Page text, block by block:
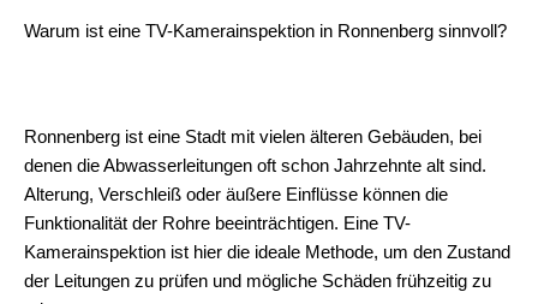
Warum ist eine TV-Kamerainspektion in Ronnenberg sinnvoll?
Ronnenberg ist eine Stadt mit vielen älteren Gebäuden, bei
denen die Abwasserleitungen oft schon Jahrzehnte alt sind.
Alterung, Verschleiß oder äußere Einflüsse können die
Funktionalität der Rohre beeinträchtigen. Eine TV-
Kamerainspektion ist hier die ideale Methode, um den Zustand
der Leitungen zu prüfen und mögliche Schäden frühzeitig zu